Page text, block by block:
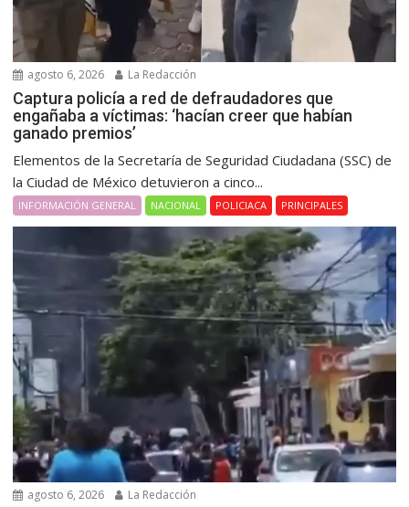
agosto 6, 2026 La Redacción
Captura policía a red de defraudadores que
engañaba a víctimas: ‘hacían creer que habían
ganado premios’
Elementos de la Secretaría de Seguridad Ciudadana (SSC) de
la Ciudad de México detuvieron a cinco...
INFORMACIÓN GENERAL NACIONAL POLICIACA PRINCIPALES
agosto 6, 2026 La Redacción